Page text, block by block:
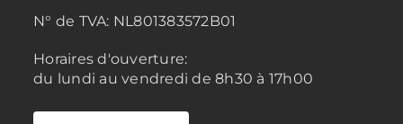
N° de TVA: NL801383572B01
Horaires d'ouverture:
du lundi au vendredi de 8h30 à 17h00